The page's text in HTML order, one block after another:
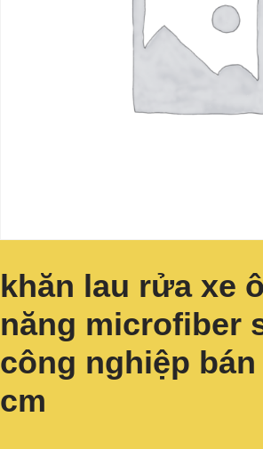
khăn lau rửa xe
năng microfiber
công nghiệp bán
cm